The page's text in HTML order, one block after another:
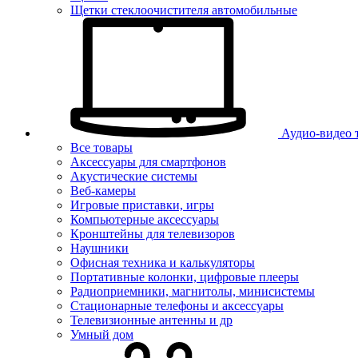
Щетки стеклоочистителя автомобильные
Аудио-видео
Все товары
Аксессуары для смартфонов
Акустические системы
Веб-камеры
Игровые приставки, игры
Компьютерные аксессуары
Кронштейны для телевизоров
Наушники
Офисная техника и калькуляторы
Портативные колонки, цифровые плееры
Радиоприемники, магнитолы, минисистемы
Стационарные телефоны и аксессуары
Телевизионные антенны и др
Умный дом